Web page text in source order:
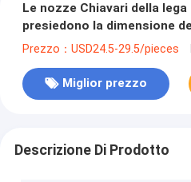
Le nozze Chiavari della
presiedono la dimensione
28*2.0mm 35x2.5mm
Prezzo：USD24.5-29.5/pieces
Miglior prezzo
Descrizione Di Prodotto